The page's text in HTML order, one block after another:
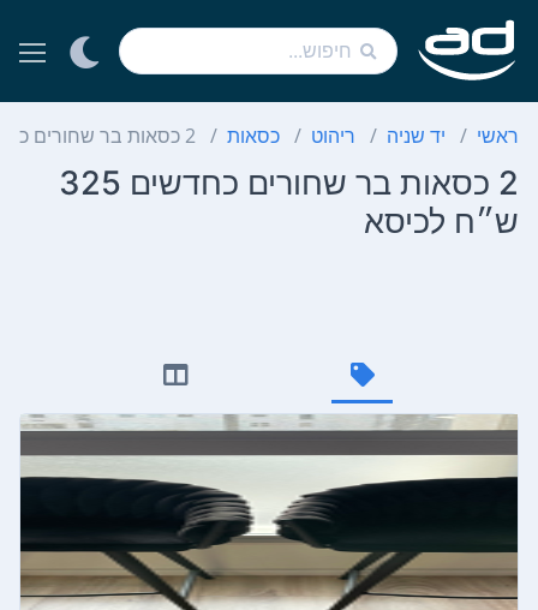
ראשי יד שניה ריהוט כסאות 2 כסאות בר שחורים כחדשים 325 ש״ח לכיסא
2 כסאות בר שחורים כחדשים 325
ש״ח לכיסא